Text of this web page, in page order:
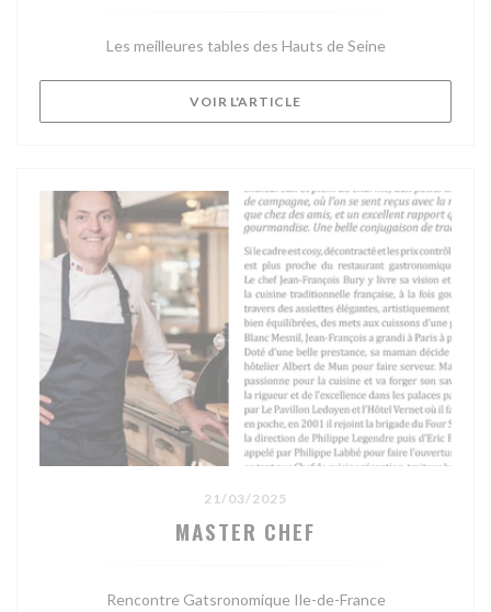
Les meilleures tables des Hauts de Seine
VOIR L'ARTICLE((OUVRE UNE NOUVELLE
21/03/2025
MASTER CHEF
Rencontre Gatsronomique Ile-de-France